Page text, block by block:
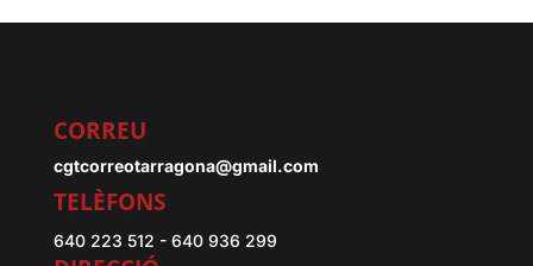
CORREU
cgtcorreotarragona@gmail.com
TELÈFONS
640 223 512 - 640 936 299